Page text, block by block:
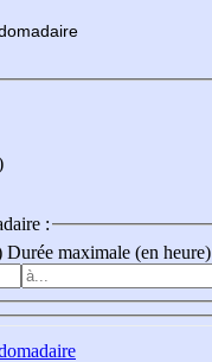
madaire
:
Durée maximale (en heure)